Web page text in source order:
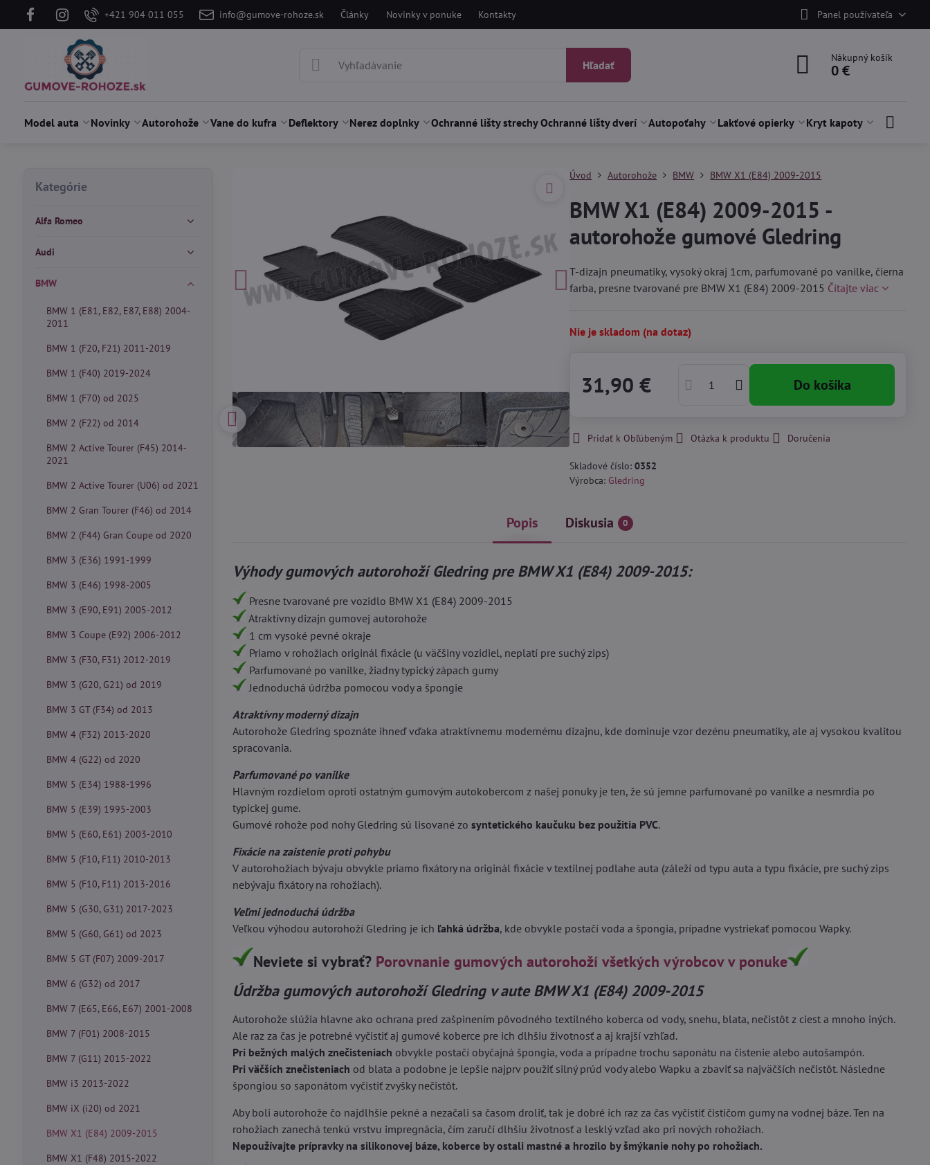
+421 904 011 055 info@gumove-rohoze.sk Články Novinky v ponuke Kontakty Panel používateľa
Hľadať
Nákupný košík
0 €
Model auta Novinky Autorohože Vane do kufra Deflektory Nerez doplnky Ochranné lišty strechyOchranné lišty dverí Autopoťahy Lakťové opierky Kryt kapoty
Úvod Autorohože BMW BMW X1 (E84) 2009-2015
BMW X1 (E84) 2009-2015 -
autorohože gumové Gledring
T-dizajn pneumatiky, vysoký okraj 1cm, parfumované po vanilke, čierna
farba, presne tvarované pre BMW X1 (E84) 2009-2015 Čítajte viac
Nie je skladom (na dotaz)
31,90 € Do košíka
Pridať k Obľúbeným Otázka k produktu Doručenia
Skladové číslo:0352
Výrobca: Gledring
Popis Diskusia 0
Výhody gumových autorohoží Gledring pre BMW X1 (E84) 2009-2015:
Presne tvarované pre vozidlo BMW X1 (E84) 2009-2015
Atraktívny dizajn gumovej autorohože
1 cm vysoké pevné okraje
Priamo v rohožiach originál fixácie (u väčšiny vozidiel, neplatí pre suchý zips)
Parfumované po vanilke, žiadny typický zápach gumy
Jednoduchá údržba pomocou vody a špongie
Atraktívny moderný dizajn
Autorohože Gledring spoznáte ihneď vďaka atraktívnemu modernému dizajnu, kde dominuje vzor dezénu pneumatiky, ale aj vysokou kvalitou
spracovania.
Parfumované po vanilke
Hlavným rozdielom oproti ostatným gumovým autokobercom z našej ponuky je ten, že sú jemne parfumované po vanilke a nesmrdia po
typickej gume.
Gumové rohože pod nohy Gledring sú lisované zosyntetického kaučuku bez použitia PVC.
Fixácie na zaistenie proti pohybu
V autorohožiach bývaju obvykle priamo fixátory na originál fixácie v textilnej podlahe auta (záleží od typu auta a typu fixácie, pre suchý zips
nebývaju fixátory na rohožiach).
Veľmi jednoduchá údržba
Veľkou výhodou autorohoží Gledring je ich ľahká údržba, kde obvykle postačí voda a špongia, prípadne vystriekať pomocou Wapky.
Neviete si vybrať? Porovnanie gumových autorohoží všetkých výrobcov v ponuke
Údržba gumových autorohoží Gledring v aute BMW X1 (E84) 2009-2015
Autorohože slúžia hlavne ako ochrana pred zašpinením pôvodného textilného koberca od vody, snehu, blata, nečistôt z ciest a mnoho iných.
Ale raz za čas je potrebné vyčistiť aj gumové koberce pre ich dlhšiu životnosť a aj krajší vzhľad.
Pri bežných malých znečisteniach obvykle postačí obyčajná špongia, voda a prípadne trochu saponátu na čistenie alebo autošampón.
Pri väčších znečisteniach od blata a podobne je lepšie najprv použiť silný prúd vody alebo Wapku a zbaviť sa najväčších nečistôt. Následne
špongiou so saponátom vyčistiť zvyšky nečistôt.
Aby boli autorohože čo najdlhšie pekné a nezačali sa časom droliť, tak je dobré ich raz za čas vyčistiť čističom gumy na vodnej báze. Ten na
rohožiach zanechá tenkú vrstvu impregnácia, čím zaručí dlhšiu životnosť a lesklý vzľad ako pri nových rohožiach.
Nepoužívajte prípravky na silikonovej báze, koberce by ostali mastné a hrozilo by šmýkanie nohy po rohožiach.
Kategórie
Alfa Romeo
Audi
BMW
BMW 1 (E81, E82, E87, E88) 2004-
2011
BMW 1 (F20, F21) 2011-2019
BMW 1 (F40) 2019-2024
BMW 1 (F70) od 2025
BMW 2 (F22) od 2014
BMW 2 Active Tourer (F45) 2014-
2021
BMW 2 Active Tourer (U06) od 2021
BMW 2 Gran Tourer (F46) od 2014
BMW 2 (F44) Gran Coupe od 2020
BMW 3 (E36) 1991-1999
BMW 3 (E46) 1998-2005
BMW 3 (E90, E91) 2005-2012
BMW 3 Coupe (E92) 2006-2012
BMW 3 (F30, F31) 2012-2019
BMW 3 (G20, G21) od 2019
BMW 3 GT (F34) od 2013
BMW 4 (F32) 2013-2020
BMW 4 (G22) od 2020
BMW 5 (E34) 1988-1996
BMW 5 (E39) 1995-2003
BMW 5 (E60, E61) 2003-2010
BMW 5 (F10, F11) 2010-2013
BMW 5 (F10, F11) 2013-2016
BMW 5 (G30, G31) 2017-2023
BMW 5 (G60, G61) od 2023
BMW 5 GT (F07) 2009-2017
BMW 6 (G32) od 2017
BMW 7 (E65, E66, E67) 2001-2008
BMW 7 (F01) 2008-2015
BMW 7 (G11) 2015-2022
BMW i3 2013-2022
BMW iX (i20) od 2021
BMW X1 (E84) 2009-2015
BMW X1 (F48) 2015-2022